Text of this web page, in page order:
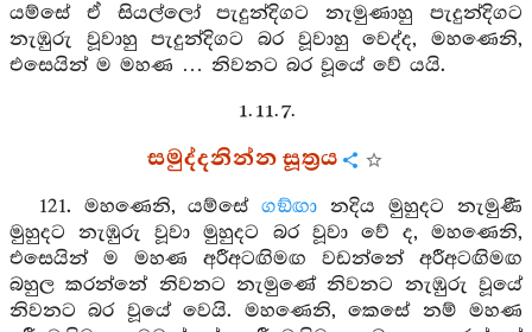
යම්සේ ඒ සියල්ලෝ පැදුන්දිගට නැමුණාහු පැදුන්දිගට
නැඹුරු වූවාහු පැදුන්දිගට බර වූවාහු වෙද්ද, මහණෙනි,
එසෙයින් ම මහණ … නිවනට බර වූයේ වේ යයි.
1. 11. 7.
සමුද්දනින්න සූත්‍රය
121. මහණෙනි, යම්සේගඞ්ඟා නදිය මුහුදට නැමුණී
මුහුදට නැඹුරු වූවා මුහුදට බර වූවා වේ ද, මහණෙනි,
එසෙයින් ම මහණ අරීඅටඟිමඟ වඩන්නේ අරීඅටඟිමඟ
බහුල කරන්නේ නිවනට නැමුණේ නිවනට නැඹුරු වූයේ
නිවනට බර වූයේ වෙයි. මහණෙනි, කෙසේ නම් මහණ